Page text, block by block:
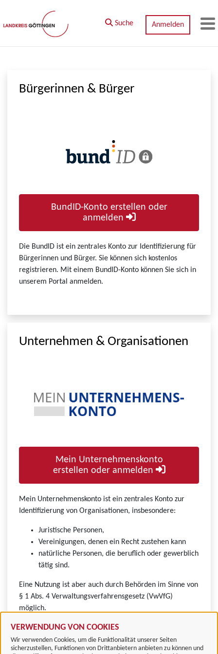
Zum Hauptinhalt springen
VERWENDUNG VON COOKIES
Wir verwenden Cookies, um die Funktionalität unserer Seiten
sicherzustellen, Funktionen von Drittanbietern anbieten zu können und
Suche Anmelden
Bürgerinnen & Bürger
BundID-Konto erstellen oder
anmelden
Die BundID ist ein zentrales Konto zur Identifizierung für
Bürgerinnen und Bürger. Sie können sich kostenlos
registrieren. Mit einem BundID-Konto können Sie sich in
unserem Portal anmelden.
Unternehmen & Organisationen
Mein Unternehmenskonto
erstellen oder anmelden
Mein Unternehmenskonto ist ein zentrales Konto zur
Identifizierung von Organisationen, insbesondere:
Juristische Personen,
Vereinigungen, denen ein Recht zustehen kann
natürliche Personen, die beruflich oder gewerblich
tätig sind.
Eine Nutzung ist aber auch durch Behörden im Sinne von
§ 1 Abs. 4 Verwaltungsverfahrensgesetz (VwVfG)
möglich.